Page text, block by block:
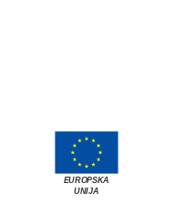
EUROPSKA
UNIJA